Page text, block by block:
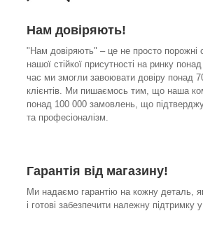
Нам довіряють!
"Нам довіряють" – це не просто порожні
нашої стійкої присутності на ринку
час ми змогли завоювати довіру понад
клієнтів. Ми пишаємось тим, що наша
понад 100 000 замовлень, що
та професіоналізм.
Гарантія від магазину!
Ми надаємо гарантію на кожну деталь,
і готові забезпечити належну підтримку у